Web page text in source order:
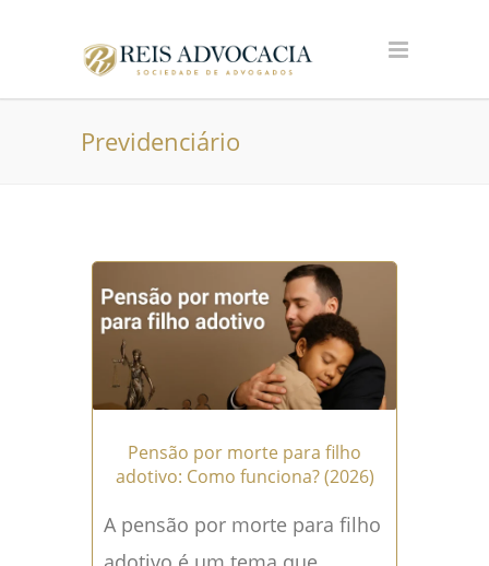
Previdenciário
Pensão por morte para filho
adotivo: Como funciona? (2026)
A pensão por morte para filho